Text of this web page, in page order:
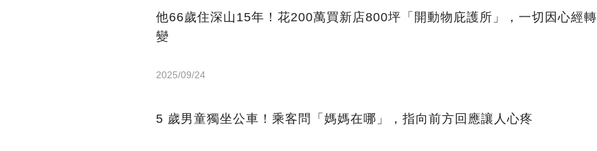
他66歲住深山15年！花200萬買新店800坪「開動物庇護所」，一切因心經轉
變
2025/09/24
5 歲男童獨坐公車！乘客問「媽媽在哪」，指向前方回應讓人心疼